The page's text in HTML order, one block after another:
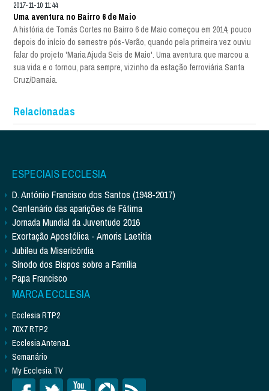
2017-11-10 11:44
Uma aventura no Bairro 6 de Maio
A história de Tomás Cortes no Bairro 6 de Maio começou em 2014, pouco
depois do início do semestre pós-Verão, quando pela primeira vez ouviu
falar do projeto 'Maria Ajuda Seis de Maio'. Uma aventura que marcou a
sua vida e o tornou, para sempre, vizinho da estação ferroviária Santa
Cruz/Damaia.
Relacionadas
ESPECIAIS ECCLESIA
D. António Francisco dos Santos (1948-2017)
Centenário das aparições de Fátima
Jornada Mundial da Juventude 2016
Exortação Apostólica - Amoris Laetitia
Jubileu da Misericórdia
Sínodo dos Bispos sobre a Família
Papa Francisco
MARCA ECCLESIA
Ecclesia RTP2
70X7 RTP2
Ecclesia Antena1
Semanário
My Ecclesia TV